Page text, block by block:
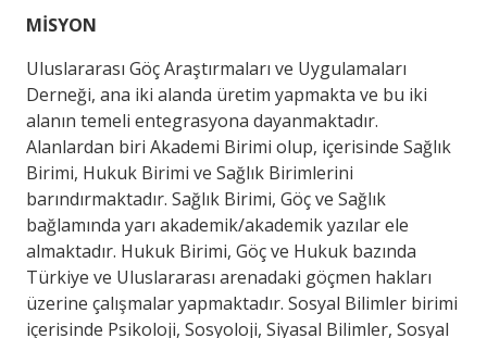
MİSYON
Uluslararası Göç Araştırmaları ve Uygulamaları
Derneği, ana iki alanda üretim yapmakta ve bu iki
alanın temeli entegrasyona dayanmaktadır.
Alanlardan biri Akademi Birimi olup, içerisinde Sağlık
Birimi, Hukuk Birimi ve Sağlık Birimlerini
barındırmaktadır. Sağlık Birimi, Göç ve Sağlık
bağlamında yarı akademik/akademik yazılar ele
almaktadır. Hukuk Birimi, Göç ve Hukuk bazında
Türkiye ve Uluslararası arenadaki göçmen hakları
üzerine çalışmalar yapmaktadır. Sosyal Bilimler birimi
içerisinde Psikoloji, Sosyoloji, Siyasal Bilimler, Sosyal